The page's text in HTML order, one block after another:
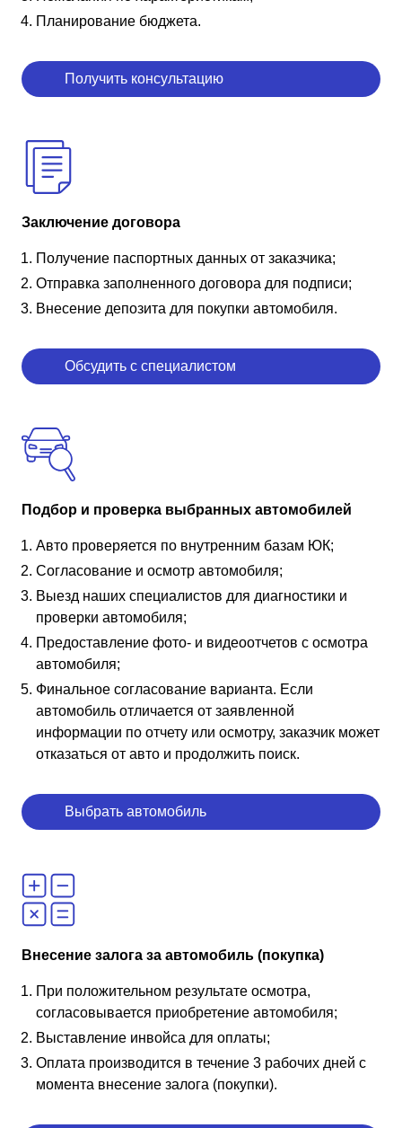
Планирование бюджета.
Получить консультацию
Заключение договора
Получение паспортных данных от заказчика;
Отправка заполненного договора для подписи;
Внесение депозита для покупки автомобиля.
Обсудить с специалистом
Подбор и проверка выбранных автомобилей
Авто проверяется по внутренним базам ЮК;
Согласование и осмотр автомобиля;
Выезд наших специалистов для диагностики и
проверки автомобиля;
Предоставление фото- и видеоотчетов с осмотра
автомобиля;
Финальное согласование варианта. Если
автомобиль отличается от заявленной
информации по отчету или осмотру, заказчик может
отказаться от авто и продолжить поиск.
Выбрать автомобиль
Внесение залога за автомобиль (покупка)
При положительном результате осмотра,
согласовывается приобретение автомобиля;
Выставление инвойса для оплаты;
Оплата производится в течение 3 рабочих дней с
момента внесение залога (покупки).